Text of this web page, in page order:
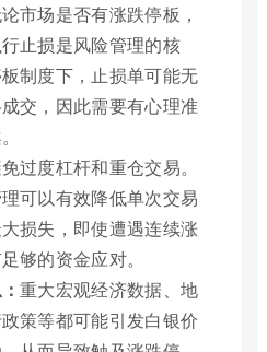
市场是否有涨跌停板，
止损是风险管理的核
制度下，止损单可能无
交，因此需要有心理准
过度杠杆和重仓交易。
可以有效降低单次交易
损失，即使遭遇连续涨
够的资金应对。
重大宏观经济数据、地
策等都可能引发白银价